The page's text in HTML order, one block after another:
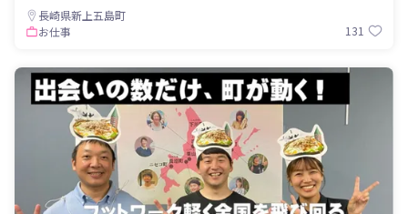
長崎県新上五島町
お仕事
131